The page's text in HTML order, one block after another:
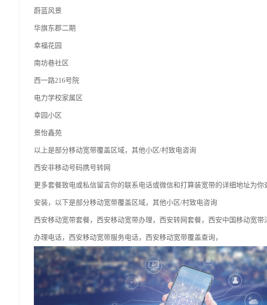
蔚蓝风景
华旗东郡二期
幸福花园
南坊巷社区
西一路216号院
电力学校家属区
幸园小区
景怡鑫苑
以上是部分移动宽带覆盖区域，其他小区/村致电咨询
西安非移动号码携号转网
更多套餐致电或私信留言你的联系电话或微信和打算装宽带的详细地址为
安装，以下是部分移动宽带覆盖区域，其他小区/村致电咨询
西安移动宽带套餐，西安移动宽带办理，西安转网套餐，西安中国移动宽
办理电话，西安移动宽带服务电话，西安移动宽带覆盖查询，